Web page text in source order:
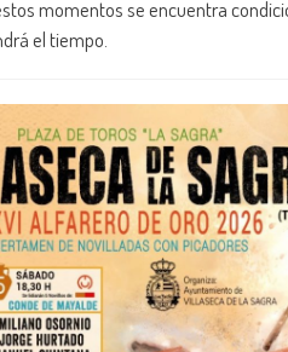
momentos se encuentra
el tiempo.